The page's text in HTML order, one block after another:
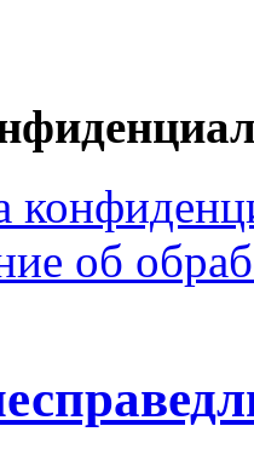
об